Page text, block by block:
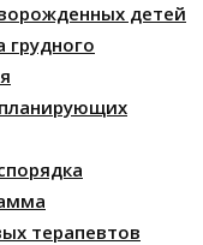
детей
терапевтов